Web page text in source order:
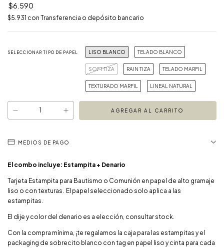
$6.590
$5.931 con Transferencia o depósito bancario
SELECCIONAR TIPO DE PAPEL LISO BLANCO TELADO BLANCO
SOFT TIZA RAIN TIZA TELADO MARFIL
TEXTURADO MARFIL LINEAL NATURAL
MEDIOS DE PAGO
El combo incluye: Estampita + Denario
Tarjeta Estampita para Bautismo o Comunión en papel de alto gramaje
liso o con texturas. El papel seleccionado solo aplica a las
estampitas.
El dije y color del denario es a elección, consultar stock.
Con la compra mínima, ¡te regalamos la caja para las estampitas y el
packaging de sobrecito blanco con tag en papel liso y cinta para cada